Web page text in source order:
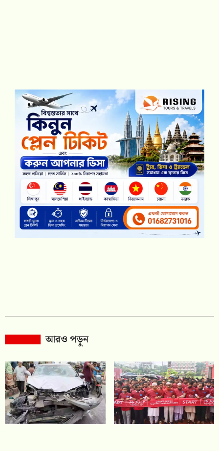
আরও পড়ুন